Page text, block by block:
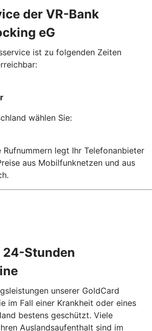
der VR-Bank
eG
ist zu folgenden Zeiten
wählen Sie:
Rufnummern legt Ihr Telefonanbieter
aus Mobilfunknetzen und aus
Stunden
unserer GoldCard
im Fall einer Krankheit oder eines
bestens geschützt. Viele
Auslandsaufenthalt sind im